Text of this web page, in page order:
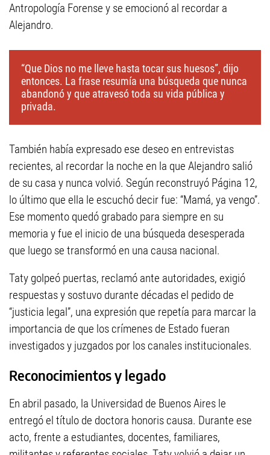
Antropología Forense y se emocionó al recordar a
Alejandro.
“Que Dios no me lleve hasta tocar sus huesos”, dijo
entonces. La frase resumía una búsqueda que nunca
abandonó y que atravesó toda su vida pública y
privada.
También había expresado ese deseo en entrevistas
recientes, al recordar la noche en la que Alejandro salió
de su casa y nunca volvió. Según reconstruyó Página 12,
lo último que ella le escuchó decir fue: “Mamá, ya vengo”.
Ese momento quedó grabado para siempre en su
memoria y fue el inicio de una búsqueda desesperada
que luego se transformó en una causa nacional.
Taty golpeó puertas, reclamó ante autoridades, exigió
respuestas y sostuvo durante décadas el pedido de
“justicia legal”, una expresión que repetía para marcar la
importancia de que los crímenes de Estado fueran
investigados y juzgados por los canales institucionales.
Reconocimientos y legado
En abril pasado, la Universidad de Buenos Aires le
entregó el título de doctora honoris causa. Durante ese
acto, frente a estudiantes, docentes, familiares,